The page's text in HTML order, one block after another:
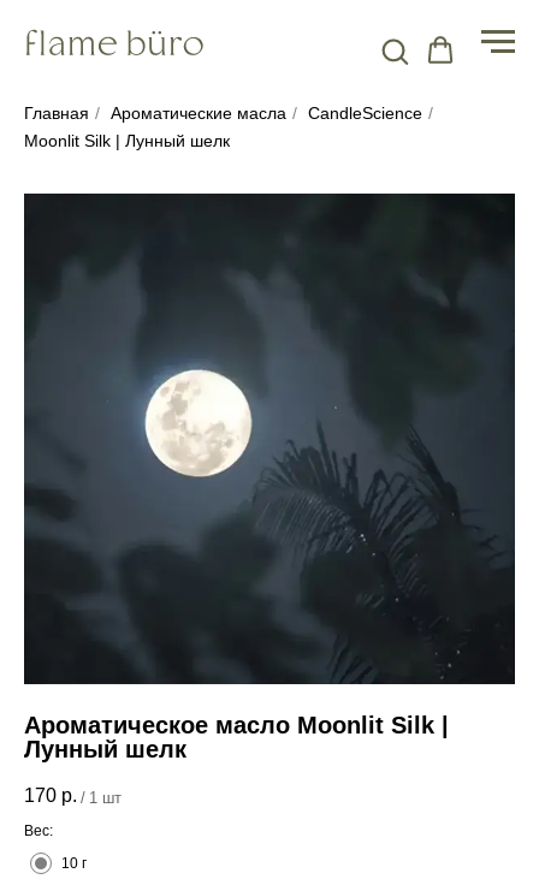
Главная / Ароматические масла / CandleScience /
Moonlit Silk | Лунный шелк
Ароматическое масло Moonlit Silk |
Лунный шелк
170 р. / 1 шт
Вес:
10 г